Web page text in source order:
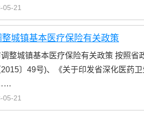
05-21
整城镇基本医疗保险有关政策
整城镇基本医疗保险有关政策 按照
〕49号)、《关于印发省深化医药
05-21